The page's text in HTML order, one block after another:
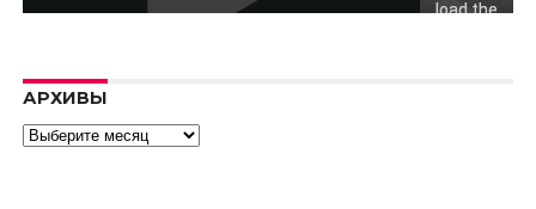
load the
АРХИВЫ
Архивы